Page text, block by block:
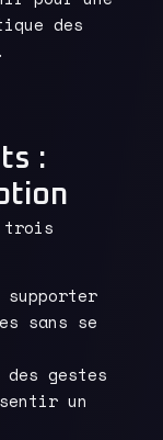
des
:
trois
sans se
gestes
un